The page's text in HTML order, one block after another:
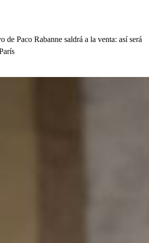
de Paco Rabanne saldrá a la venta: así será